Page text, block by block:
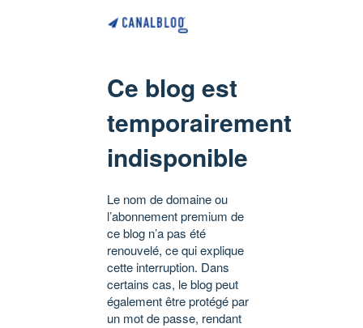
Ce blog est
temporairement
indisponible
Le nom de domaine ou
l’abonnement premium de
ce blog n’a pas été
renouvelé, ce qui explique
cette interruption. Dans
certains cas, le blog peut
également être protégé par
un mot de passe, rendant